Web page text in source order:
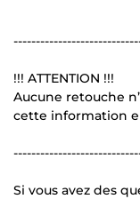
!!! ATTENTION !!!
Aucune retouche
cette information
Si vous avez des